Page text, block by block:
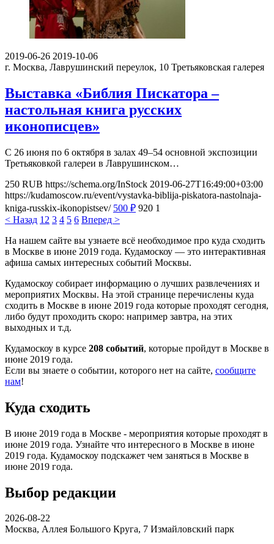
2019-06-26 2019-10-06
г. Москва, Лаврушинский переулок, 10 Третьяковская галерея
Выставка «Библия Пискатора –
настольная книга русских
иконописцев»
С 26 июня по 6 октября в залах 49–54 основной экспозиции
Третьяковкой галереи в Лаврушинском…
250 RUB https://schema.org/InStock 2019-06-27T16:49:00+03:00
https://kudamoscow.ru/event/vystavka-biblija-piskatora-nastolnaja-
kniga-russkix-ikonopistsev/ 500 ₽ 920 1
< Назад 1 2 3 4 5 6 Вперед >
На нашем сайте вы узнаете всё необходимое про куда сходить
в Москве в июне 2019 года. Кудамоскоу — это интерактивная
афиша самых интересных событий Москвы.
Кудамоскоу собирает информацию о лучших развлечениях и
мероприятих Москвы. На этой странице перечислены куда
сходить в Москве в июне 2019 года которые проходят сегодня,
либо будут проходить скоро: например завтра, на этих
выходных и т.д.
Кудамоскоу в курсе 208 событий, которые пройдут в Москве в
июне 2019 года.
Если вы знаете о событии, которого нет на сайте, сообщите
нам!
Куда сходить
В июне 2019 года в Москве - мероприятия которые проходят в
июне 2019 года. Узнайте что интересного в Москве в июне
2019 года. Кудамоскоу подскажет чем заняться в Москве в
июне 2019 года.
Выбор редакции
2026-08-22
Москва, Аллея Большого Круга, 7 Измайловский парк